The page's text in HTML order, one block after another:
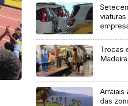
Trocas
Arraiais
das